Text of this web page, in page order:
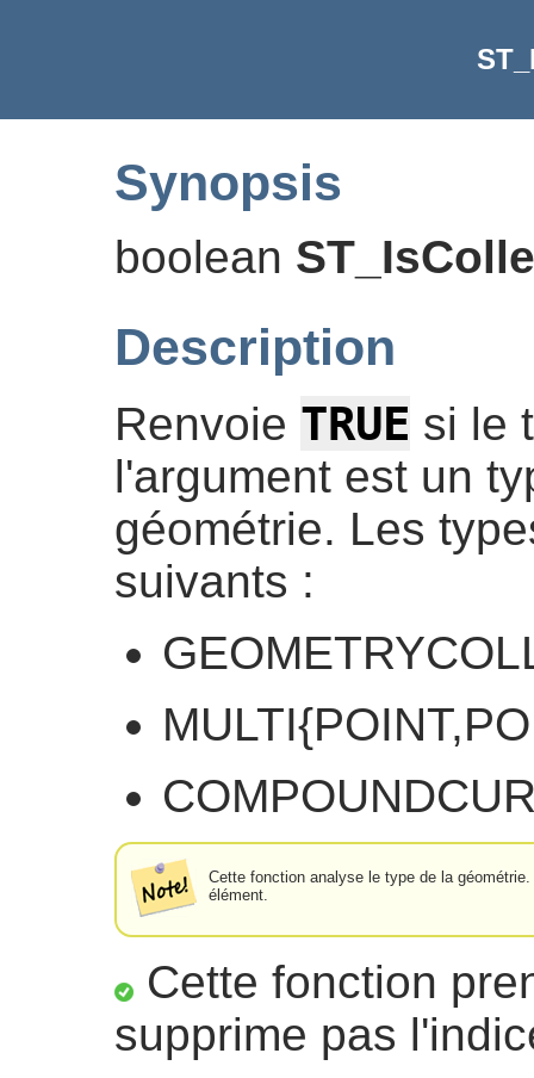
Synopsis
boolean
Description
Renvoie TRUE si le
l'argument est un
géométrie. Les
suivants :
Cette fonction analyse le type de la
élément.
Cette fonction
supprime pas